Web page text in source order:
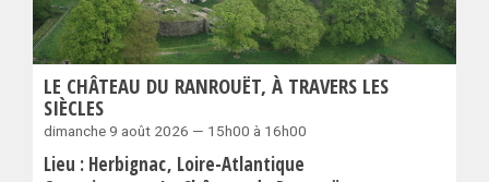
LE CHÂTEAU DU RANROUËT, À TRAVERS LES
SIÈCLES
dimanche 9 août 2026 — 15h00 à 16h00
Lieu : Herbignac Loire-Atlantique